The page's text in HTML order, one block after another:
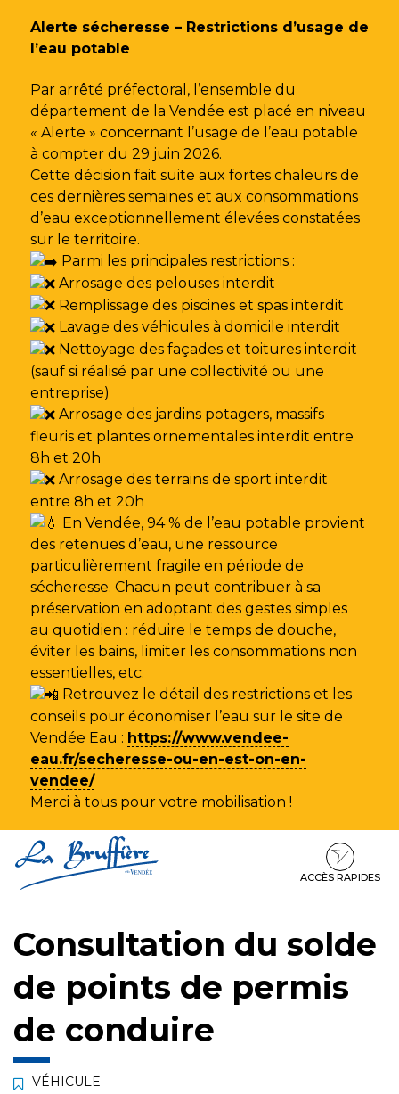
Alerte sécheresse – Restrictions d’usage de
l’eau potable
Par arrêté préfectoral, l’ensemble du
département de la Vendée est placé en niveau
« Alerte » concernant l’usage de l’eau potable
à compter du 29 juin 2026.
Cette décision fait suite aux fortes chaleurs de
ces dernières semaines et aux consommations
d’eau exceptionnellement élevées constatées
sur le territoire.
Parmi les principales restrictions :
Arrosage des pelouses interdit
Remplissage des piscines et spas interdit
Lavage des véhicules à domicile interdit
Nettoyage des façades et toitures interdit
(sauf si réalisé par une collectivité ou une
entreprise)
Arrosage des jardins potagers, massifs
fleuris et plantes ornementales interdit entre
8h et 20h
Arrosage des terrains de sport interdit
entre 8h et 20h
En Vendée, 94 % de l’eau potable provient
des retenues d’eau, une ressource
particulièrement fragile en période de
sécheresse. Chacun peut contribuer à sa
préservation en adoptant des gestes simples
au quotidien : réduire le temps de douche,
éviter les bains, limiter les consommations non
essentielles, etc.
Retrouvez le détail des restrictions et les
conseils pour économiser l’eau sur le site de
Vendée Eau : https://www.vendee-
eau.fr/secheresse-ou-en-est-on-en-
vendee/
Merci à tous pour votre mobilisation !
au
contenu
au
ACCÈS RAPIDES
Consultation du solde
de points de permis
de conduire
VÉHICULE